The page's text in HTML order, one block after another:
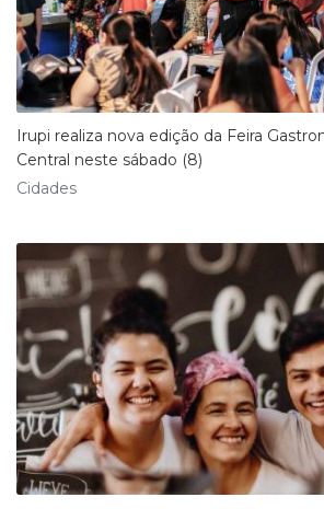
Irupi realiza nova edição da Feira
Central neste sábado (8)
Cidades